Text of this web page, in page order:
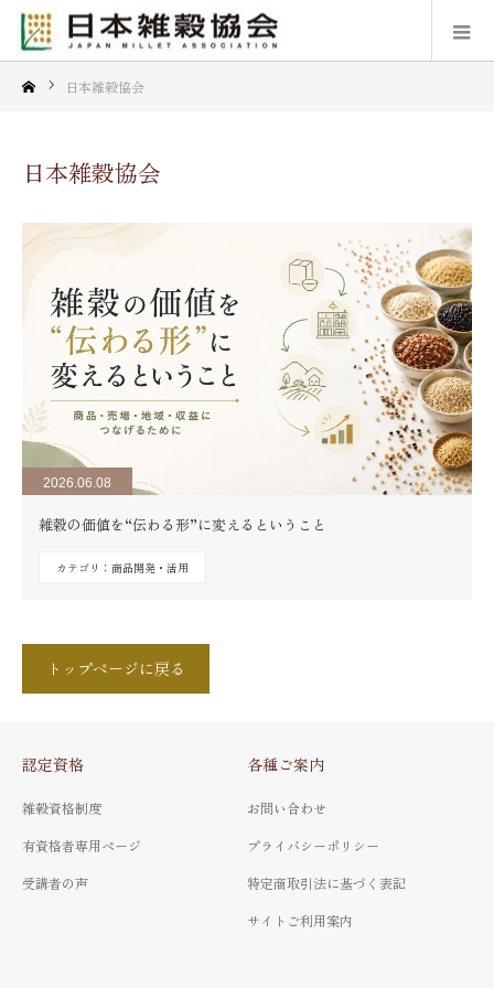
日本雑穀協会
日本雑穀協会
2026.06.08
雑穀の価値を“伝わる形”に変えるということ
カテゴリ：商品開発・活用
トップページに戻る
認定資格
雑穀資格制度
有資格者専用ページ
受講者の声
各種ご案内
お問い合わせ
プライバシーポリシー
特定商取引法に基づく表記
サイトご利用案内